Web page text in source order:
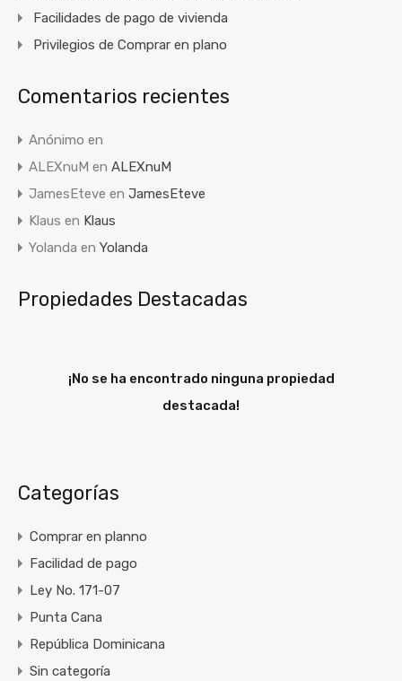
Facilidades de pago de vivienda
Privilegios de Comprar en plano
Comentarios recientes
Anónimo en
ALEXnuM en ALEXnuM
JamesEteve en JamesEteve
Klaus en Klaus
Yolanda en Yolanda
Propiedades Destacadas
¡No se ha encontrado ninguna propiedad
destacada!
Categorías
Comprar en planno
Facilidad de pago
Ley No. 171-07
Punta Cana
República Dominicana
Sin categoría